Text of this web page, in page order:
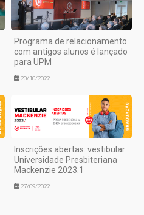
Programa de relacionamento
com antigos alunos é lançado
para UPM
20/10/2022
Inscrições abertas: vestibular
Universidade Presbiteriana
Mackenzie 2023.1
27/09/2022